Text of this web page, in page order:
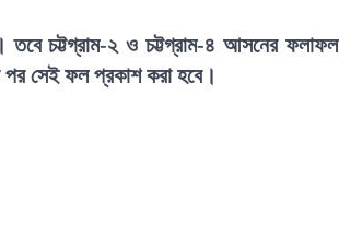
চট্টগ্রাম-২ ও চট্টগ্রাম-৪ আসনের ফলাফল
পর সেই ফল প্রকাশ করা হবে।